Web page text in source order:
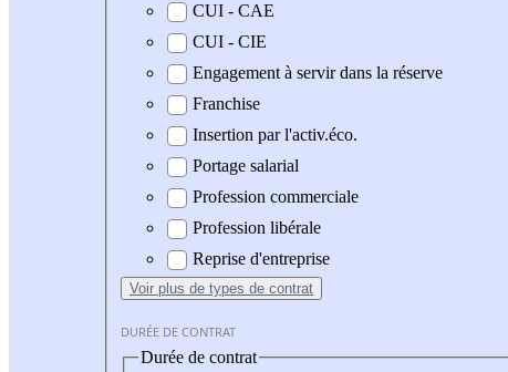
CUI - CAE
CUI - CIE
Engagement à servir dans la réserve
Franchise
Insertion par l'activ.éco.
Portage salarial
Profession commerciale
Profession libérale
Reprise d'entreprise
Voir plus de types de contrat
DURÉE DE CONTRAT
Durée de contrat